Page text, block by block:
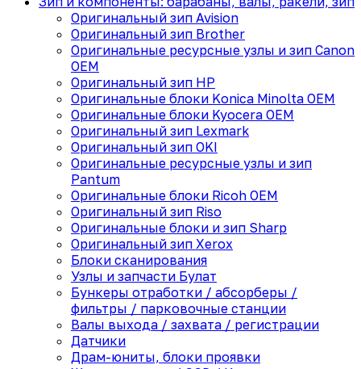
Оригинальный зип Avision
Оригинальный зип Brother
Оригинальные ресурсные узлы и зип Canon
OEM
Оригинальный зип HP
Оригинальные блоки Konica Minolta OEM
Оригинальные блоки Kyocera OEM
Оригинальный зип Lexmark
Оригинальный зип OKI
Оригинальные ресурсные узлы и зип
Pantum
Оригинальные блоки Ricoh OEM
Оригинальный зип Riso
Оригинальные блоки и зип Sharp
Оригинальный зип Xerox
Блоки сканирования
Узлы и запчасти Булат
Бункеры отработки / абсорберы /
фильтры / парковочные станции
Валы выхода / захвата / регистрации
Датчики
Драм-юниты, блоки проявки